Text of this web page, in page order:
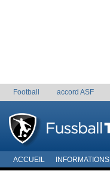
Football accord ASF
ACCUEIL INFORMATIONS